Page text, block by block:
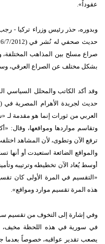
عقوداً».
وبدوره، حذر رئيس وزراء تركيا -
صراع مسلح بين المذاهب
بشكل مختلف عن الصراع العرقي،
وقد أكد الكاتب والمحلل
العربي من ثورات إنما هو مقدمة لـ
وتقاسم مواردها ومواقعها، وقال:
ترفع الآن وتطوى، لأن المشاهد
والمواقع الضائعة استعيدت أو
أوسط يُعاد الآن تخطيطه وترتيبه
«التقسيم في المرة الأولى كان
هذه المرة تقسيم موارد ومواقع».
وفي إشارة إلى التخوف من تقسيم
في سورية في هذه اللحظة مخيف،
يصعب تقدير عواقبه، خصوصاً بعدما